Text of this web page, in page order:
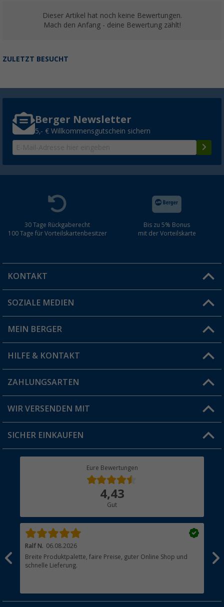
Fiamma F80L Dachmarkise (Titanium)
(1)
ab1.433,00€UVP1.670,- €
Dieser Artikel hat noch keine Bewertungen.
Mach den Anfang - deine Bewertung zählt!
ZULETZT BESUCHT
Berger Newsletter
5,- € Willkommensgutschein sichern
30 Tage Rückgaberecht
100 Tage für Vorteilskartenbesitzer
Bis zu 5% Bonus
mit der Vorteilskarte
KONTAKT
Du hast eine Frage?
Filiale finden
SOZIALE MEDIEN
MEIN BERGER
Vorteilskarte
Blog
Jobs & Karriere
HILFE & KONTAKT
FAQ & Kontakt
Versandinformationen
Rücksendung
ZAHLUNGSARTEN
WIR VERSENDEN MIT
SICHER EINKAUFEN
Eure Bewertungen
4,43
Gut
Ralf N. 06.08.2026
Breite Produktpalette, faire Preise, guter Online Shop und
schnelle Lieferung.
?